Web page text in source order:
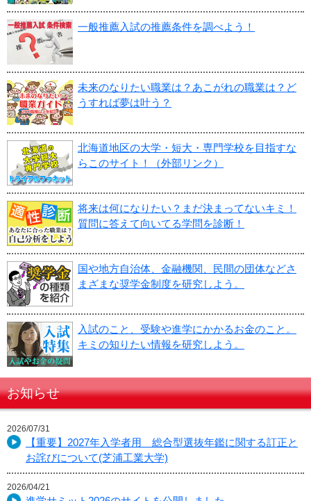
一般推薦入試の推薦条件を調べよう！
未来のなりたい職業は？あこがれの職業は？ど
うすれば夢は叶う？
北海道地区の大学・短大・専門学校を目指すな
らこのサイト！（外部リンク）
将来は何になりたい？まだ決まってないキミ！
質問に答えて向いてる学問を診断！
国や地方自治体、金融機関、民間の団体などさ
まざまな奨学金制度を研究しよう。
入試のこと、受験や進学にかかるお金のこと。
キミの知りたい情報を研究しよう。
お知らせ
2026/07/31
【重要】2027年入学者用 総合型選抜年鑑に関する訂正と
お詫びについて(芝浦工業大学)
2026/04/21